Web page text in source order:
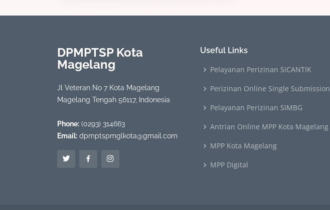
DPMPTSP Kota
Magelang
Jl Veteran No 7 Kota Magelang
Magelang Tengah 56117, Indonesia
Phone: (0293) 314663
Email: dpmptspmglkota@gmail.com
Useful Links
Pelayanan Perizinan SiCANTIK
Perizinan Online Single Submission
Pelayanan Perizinan SIMBG
Antrian Online MPP Kota Magelang
MPP Kota Magelang
MPP Digital